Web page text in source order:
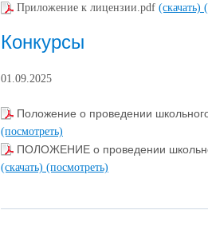
Приложение к лицензии.pdf (скачать)
Конкурсы
01.09.2025
Положение о проведении
(посмотреть)
ПОЛОЖЕНИЕ о проведении
(скачать) (посмотреть)